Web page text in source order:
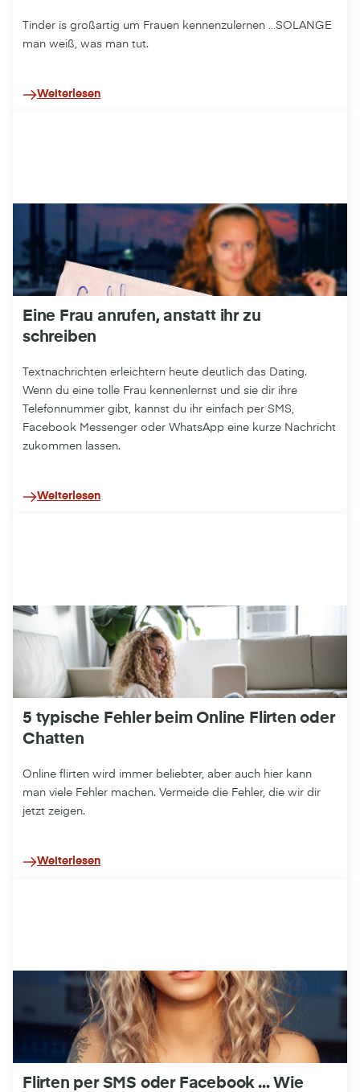
Tinder is großartig um Frauen kennenzulernen …SOLANGE
man weiß, was man tut.
Weiterlesen
Eine Frau anrufen, anstatt ihr zu
schreiben
Textnachrichten erleichtern heute deutlich das Dating.
Wenn du eine tolle Frau kennenlernst und sie dir ihre
Telefonnummer gibt, kannst du ihr einfach per SMS,
Facebook Messenger oder WhatsApp eine kurze Nachricht
zukommen lassen.
Weiterlesen
5 typische Fehler beim Online Flirten oder
Chatten
Online flirten wird immer beliebter, aber auch hier kann
man viele Fehler machen. Vermeide die Fehler, die wir dir
jetzt zeigen.
Weiterlesen
Flirten per SMS oder Facebook ... Wie